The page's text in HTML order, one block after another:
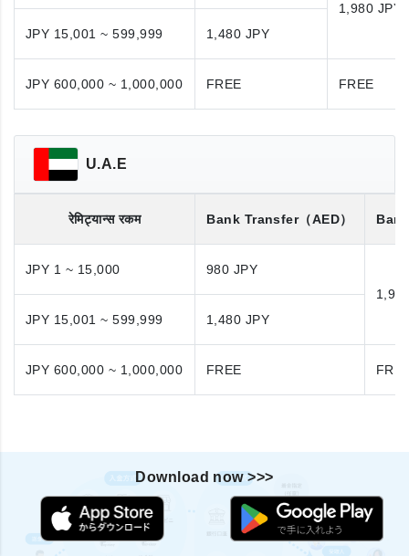
1,980 JPY
JPY 15,001 ~ 599,999
1,480 JPY
JPY 600,000 ~ 1,000,000 FREE FREE
U.A.E
रेमिट्यान्स रकम Bank Transfer（AED）
JPY 1 ~ 15,000
980 JPY
JPY 15,001 ~ 599,999
1,480 JPY
JPY 600,000 ~ 1,000,000 FREE
Download now >>>